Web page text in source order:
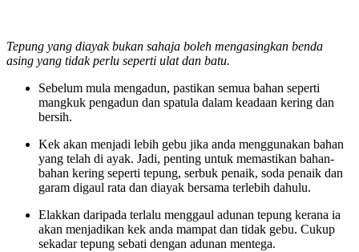
Tepung yang diayak bukan sahaja boleh mengasingkan benda
asing yang tidak perlu seperti ulat dan batu.
Sebelum mula mengadun, pastikan semua bahan seperti
mangkuk pengadun dan spatula dalam keadaan kering dan
bersih.
Kek akan menjadi lebih gebu jika anda menggunakan bahan
yang telah di ayak. Jadi, penting untuk memastikan bahan-
bahan kering seperti tepung, serbuk penaik, soda penaik dan
garam digaul rata dan diayak bersama terlebih dahulu.
Elakkan daripada terlalu menggaul adunan tepung kerana ia
akan menjadikan kek anda mampat dan tidak gebu. Cukup
sekadar tepung sebati dengan adunan mentega.